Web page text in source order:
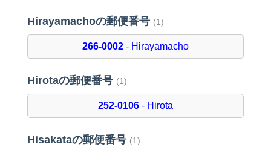
Hirayamachoの郵便番号 (1)
266-0002- Hirayamacho
Hirotaの郵便番号 (1)
252-0106- Hirota
Hisakataの郵便番号 (1)